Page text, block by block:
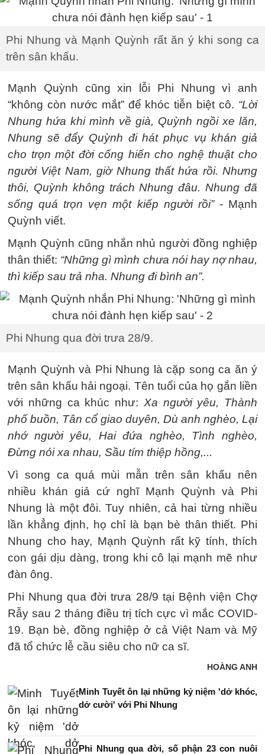
Phi Nhung và Mạnh Quỳnh rất ăn ý khi song ca
trên sân khấu.
Mạnh Quỳnh cũng xin lỗi Phi Nhung vì anh
“không còn nước mắt” để khóc tiễn biệt cô. “Lời
Nhung hứa khi mình về già, Quỳnh ngồi xe lăn,
Nhung sẽ đẩy Quỳnh đi hát phục vụ khán giả
cho trọn một đời cống hiến cho nghệ thuật cho
người Việt Nam, giờ Nhung thất hứa rồi. Nhưng
thôi, Quỳnh không trách Nhung đâu. Nhung đã
sống quá trọn vẹn một kiếp người rồi”- Mạnh
Quỳnh viết.
Mạnh Quỳnh cũng nhắn nhủ người đồng nghiệp
thân thiết: “Những gì mình chưa nói hay nợ nhau,
thì kiếp sau trả nha. Nhung đi bình an”.
Phi Nhung qua đời trưa 28/9.
Mạnh Quỳnh và Phi Nhung là cặp song ca ăn ý
trên sân khấu hải ngoại. Tên tuổi của họ gắn liền
với những ca khúc như: Xa người yêu, Thành
phố buồn, Tân cổ giao duyên, Dù anh nghèo, Lại
nhớ người yêu, Hai đứa nghèo, Tình nghèo,
Đừng nói xa nhau, Sầu tím thiệp hồng,...
Vì song ca quá mùi mẫn trên sân khấu nên
nhiều khán giả cứ nghĩ Mạnh Quỳnh và Phi
Nhung là một đôi. Tuy nhiên, cả hai từng nhiều
lần khẳng định, họ chỉ là bạn bè thân thiết. Phi
Nhung cho hay, Mạnh Quỳnh rất kỹ tính, thích
con gái dịu dàng, trong khi cô lại mạnh mẽ như
đàn ông.
Phi Nhung qua đời trưa 28/9 tại Bệnh viện Chợ
Rẫy sau 2 tháng điều trị tích cực vì mắc COVID-
19. Bạn bè, đồng nghiệp ở cả Việt Nam và Mỹ
đã tổ chức lễ cầu siêu cho nữ ca sĩ.
HOÀNG ANH
Minh Tuyết ôn lại những kỷ niệm 'dở khóc,
dở cười' với Phi Nhung
Phi Nhung qua đời, số phận 23 con nuôi